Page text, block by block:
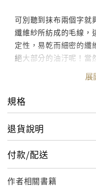
可別聽到抹布兩個字就
纖維紗所紡成的毛線，
定性，易乾而細密的纖
絕大部分的油汙呢！當
來編織出各種外型的
妮、小美人魚、冰雪
怪獸電力公司等多部人
法，讓總數多達64款
毛編抹布可以用來擦
果，對地球和您的雙手
展
規格
退貨說明
付款/配送
作者相關書籍